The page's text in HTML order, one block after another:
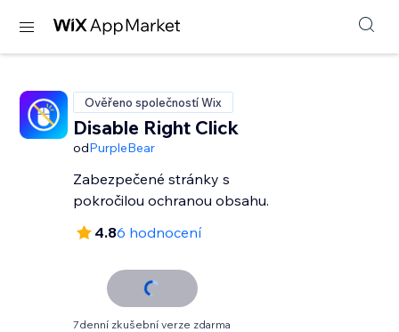
Ověřeno společností Wix
Disable Right Click
odPurpleBear
Zabezpečené stránky s
pokročilou ochranou obsahu.
4.86 hodnocení
7denní zkušební verze zdarma